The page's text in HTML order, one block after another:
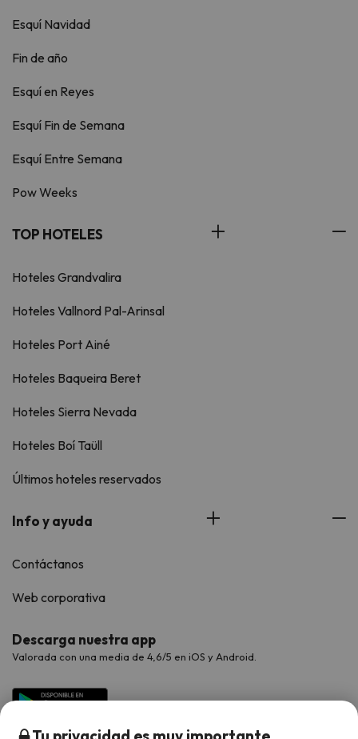
Esquí Navidad
Fin de año
Esquí en Reyes
Esquí Fin de Semana
Esquí Entre Semana
Pow Weeks
TOP HOTELES
Hoteles Grandvalira
Hoteles Vallnord Pal-Arinsal
Hoteles Port Ainé
Hoteles Baqueira Beret
Hoteles Sierra Nevada
Hoteles Boí Taüll
Últimos hoteles reservados
Info y ayuda
Contáctanos
Web corporativa
Descarga nuestra app
Valorada con una media de 4,6/5 en iOS y Android.